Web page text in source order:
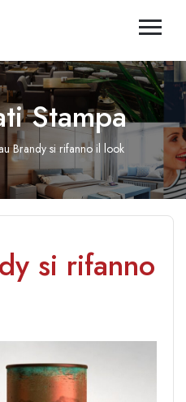
Stampa
Brandy si rifanno il look
si rifanno